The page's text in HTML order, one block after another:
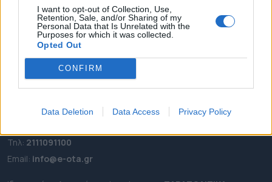
I want to opt-out of Collection, Use,
Retention, Sale, and/or Sharing of my
Personal Data that Is Unrelated with the
Purposes for which it was collected.
Opted Out
CONFIRM
Data Deletion Data Access Privacy Policy
OTA LEAKS
ΣΥΝΕΝΤΕΥΞΕΙΣ
ΑΠΟΨΕΙΣ
ΠΡΟΣΛΗΨΕΙΣ
Ταχ. Διεύθυνση:Λεωφόρος Ανδρέα Συγγρού 188, 17671,
Τηλ: 2111091100
Εmail: info@e-ota.gr